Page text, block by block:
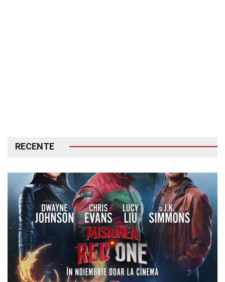
RECENTE